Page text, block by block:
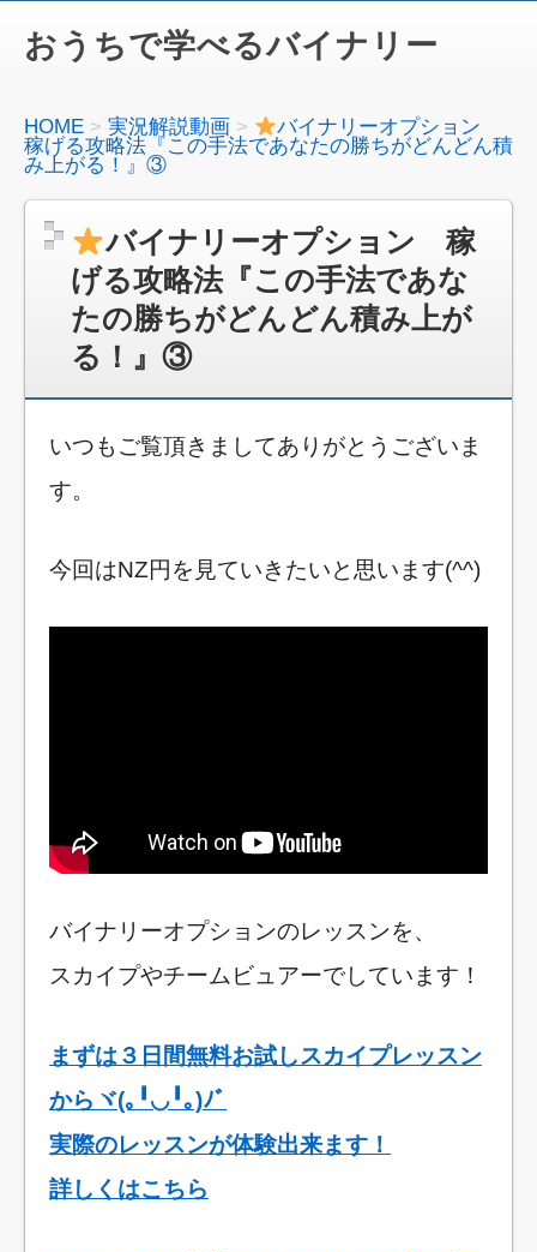
おうちで学べるバイナリー
HOME 実況解説動画
バイナリーオプション
稼げる攻略法『この手法であなたの勝ちがどんどん積
み上がる！』③
バイナリーオプション 稼
げる攻略法『この手法であな
たの勝ちがどんどん積み上が
る！』③
いつもご覧頂きましてありがとうございま
す。
今回はNZ円を見ていきたいと思います(^^)
バイナリーオプションのレッスンを、
スカイプやチームビュアーでしています！
まずは３日間無料お試しスカイプレッスン
からヾ(｡╹◡╹｡)ﾉﾞ
実際のレッスンが体験出来ます！
詳しくはこちら